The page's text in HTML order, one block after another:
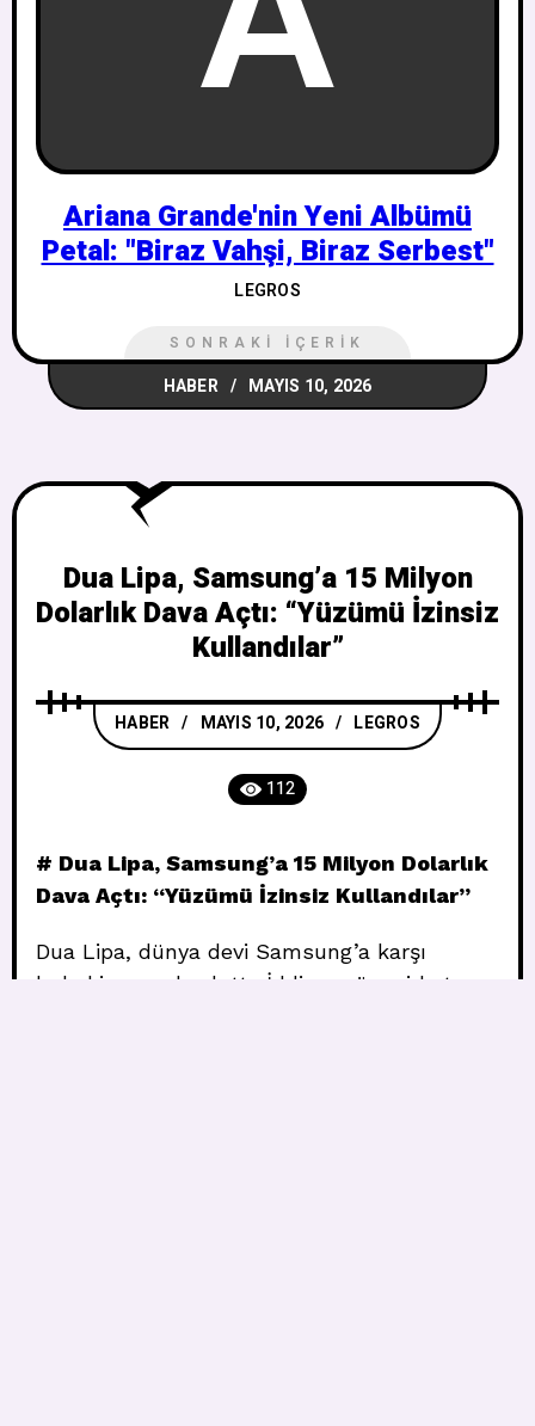
Ariana Grande'nin Yeni Albümü
Petal: "Biraz Vahşi, Biraz Serbest"
LEGROS
SONRAKI İÇERIK
HABER MAYIS 10, 2026
Dua Lipa, Samsung’a 15 Milyon
Dolarlık Dava Açtı: “Yüzümü İzinsiz
Kullandılar”
HABER MAYIS 10, 2026 LEGROS
112
# Dua Lipa, Samsung’a 15 Milyon Dolarlık
Dava Açtı: “Yüzümü İzinsiz Kullandılar”
Dua Lipa, dünya devi Samsung’a karşı
hukuki savaş başlattı. İddiaya göre şirket,